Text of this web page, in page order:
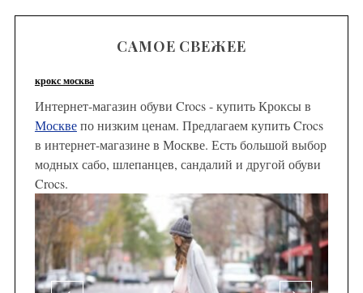
САМОЕ СВЕЖЕЕ
крокс москва
Интернет-магазин обуви Crocs - купить Кроксы в
Москвепо низким ценам. Предлагаем купить Crocs
в интернет-магазине в Москве. Есть большой выбор
модных сабо, шлепанцев, сандалий и другой обуви
Crocs.